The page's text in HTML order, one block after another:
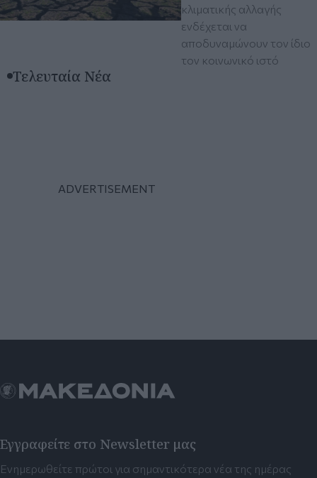
κλιματικής αλλαγής
ενδέχεται να
αποδυναμώνουν τον ίδιο
τον κοινωνικό ιστό
Τελευταία Νέα
Εγγραφείτε στο Newsletter μας
Ενημερωθείτε πρώτοι για σημαντικότερα νέα της ημέρας